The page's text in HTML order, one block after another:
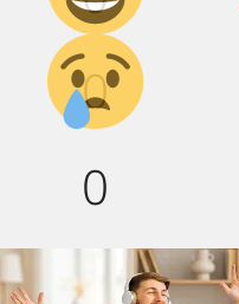
0
Грусть :(
0